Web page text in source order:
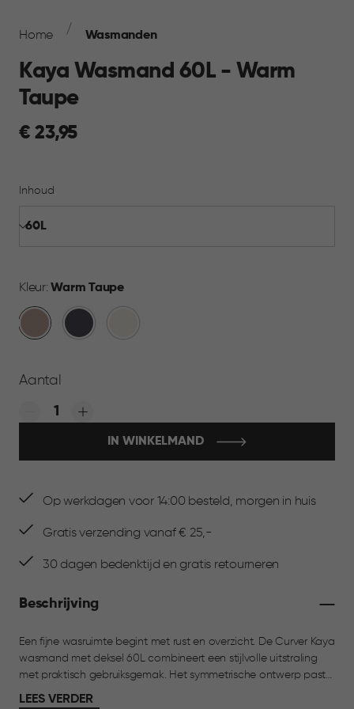
Navigation
Home Wasmanden
Kaya Wasmand 60L - Warm
Taupe
€
€ 23,95
Inhoud
Kleur:Warm Taupe
Warm
Taupe
Antraciet
Aantal
Quantity:
IN WINKELMAND
Op werkdagen voor 14:00 besteld, morgen in huis
Gratis verzending vanaf € 25,-
30 dagen bedenktijd en gratis retourneren
Beschrijving
Een fijne wasruimte begint met rust en overzicht. De Curver Kaya
wasmand met deksel 60L combineert een stijlvolle uitstraling
met praktisch gebruiksgemak. Het symmetrische ontwerp past
moeiteloos in elke ruimte en maakt het eenvoudig om meerdere
LEES VERDER